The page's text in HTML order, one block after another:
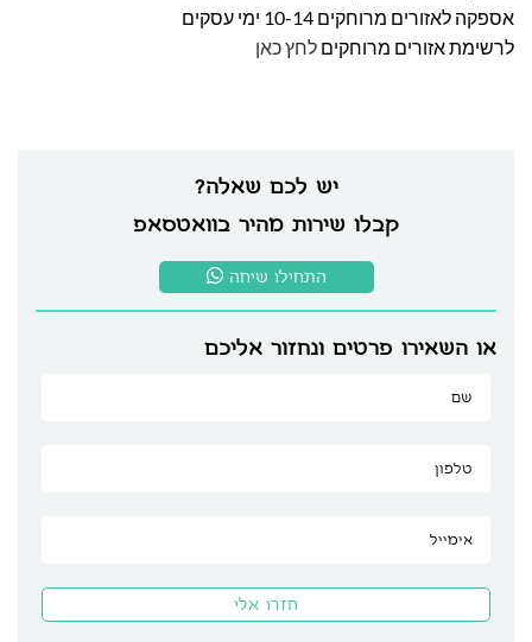
יש לכם שאלה?
קבלו שירות מהיר בוואטסאפ
התחילו שיחה
או השאירו פרטים ונחזור אליכם
אספקה לאזורים מרוחקים 10-14 ימי עסקים
לרשימת אזורים מרוחקים לחץ כאן